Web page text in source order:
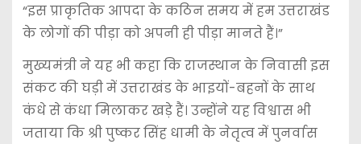
“इस प्राकृतिक आपदा के कठिन समय में हम उत्तराखंड
के लोगों की पीड़ा को अपनी ही पीड़ा मानते हैं।”
मुख्यमंत्री ने यह भी कहा कि राजस्थान के निवासी इस
संकट की घड़ी में उत्तराखंड के भाइयों-बहनों के साथ
कंधे से कंधा मिलाकर खड़े हैं। उन्होंने यह विश्वास भी
जताया कि श्री पुष्कर सिंह धामी के नेतृत्व में पुनर्वास